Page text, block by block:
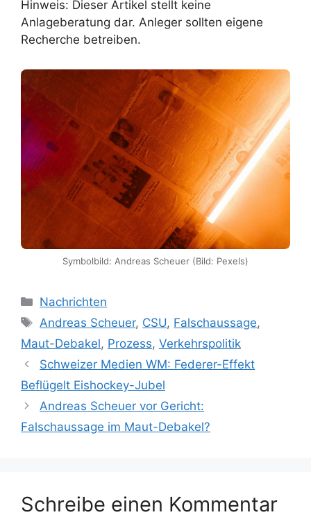
Hinweis: Dieser Artikel stellt keine
Anlageberatung dar. Anleger sollten eigene
Recherche betreiben.
Symbolbild: Andreas Scheuer (Bild: Pexels)
Kategorien
Nachrichten
Schlagwörter
Andreas Scheuer, CSU, Falschaussage,
Maut-Debakel, Prozess, Verkehrspolitik
Schweizer Medien WM: Federer-Effekt
Beflügelt Eishockey-Jubel
Andreas Scheuer vor Gericht:
Falschaussage im Maut-Debakel?
Schreibe einen Kommentar